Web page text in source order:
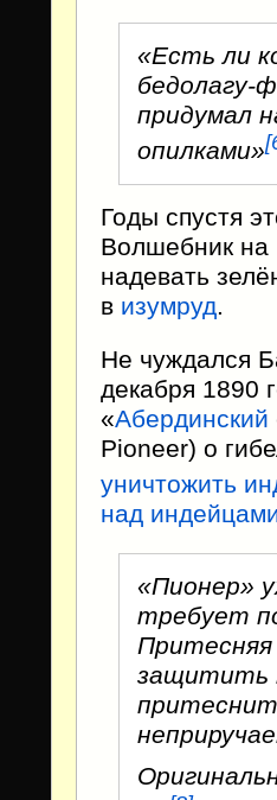
«Есть ли
придумал
опилками»[
Годы спустя
Волшебник на
надевать
в изумруд.
Не чуждался
декабря 1890
«Абердинский
Pioneer) о
уничтожить
над
«Пионер»
требует
защитить